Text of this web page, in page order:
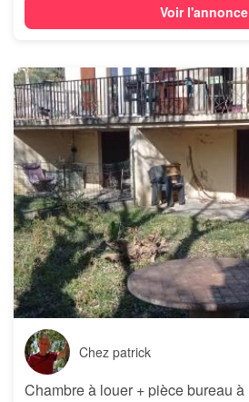
Voir l'annonce
Chez patrick